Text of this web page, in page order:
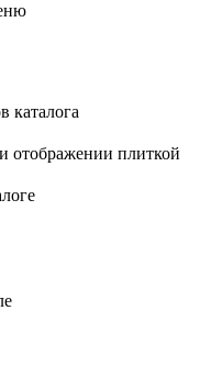
каталога
отображении плиткой